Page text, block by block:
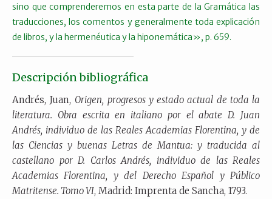
sino que comprenderemos en esta parte de la Gramática las
traducciones, los comentos y generalmente toda explicación
de libros, y la hermenéutica y la hiponemática», p. 659.
Descripción bibliográfica
Andrés, Juan, Origen, progresos y estado actual de toda la
literatura. Obra escrita en italiano por el abate D. Juan
Andrés, individuo de las Reales Academias Florentina, y de
las Ciencias y buenas Letras de Mantua: y traducida al
castellano por D. Carlos Andrés, individuo de las Reales
Academias Florentina, y del Derecho Español y Público
Matritense. Tomo VI, Madrid: Imprenta de Sancha, 1793.